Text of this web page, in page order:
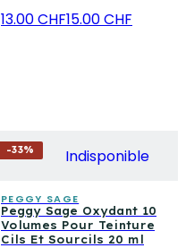
13.00 CHF15.00 CHF
-33% Indisponible
PEGGY SAGE
Peggy Sage Oxydant 10
Volumes Pour Teinture
Cils Et Sourcils 20 ml